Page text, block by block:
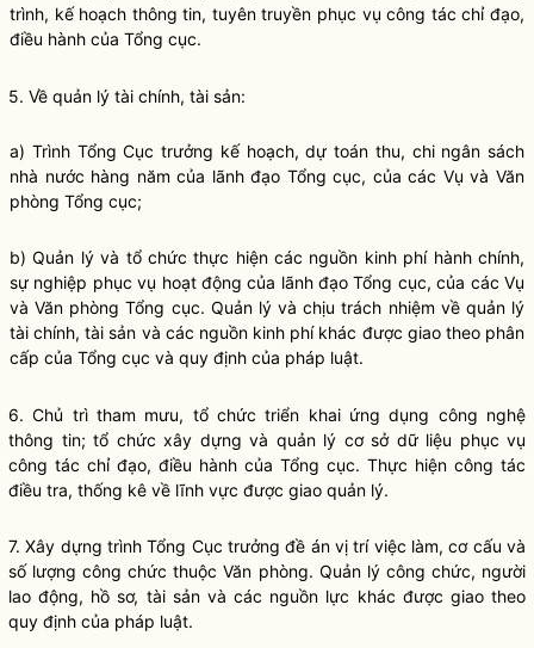
trình, kế hoạch thông tin, tuyên truyền phục vụcông tác chỉ đạo,
điều hành của Tổng cục.
5. Về quản lý tài chính, tài sản:
a) Trình Tổng Cục trưởng kế hoạch, dự toán thu, chi ngân sách
nhà nước hàng năm của lãnh đạo Tổng cục, của các Vụ và Văn
phòng Tổng cục;
b) Quản lý và tổ chức thực hiện các nguồn kinh phí hành chính,
sự nghiệp phục vụ hoạt động của lãnh đạo Tổng cục, của các Vụ
và Văn phòng Tổng cục. Quản lý và chịu trách nhiệm về quản lý
tài chính, tài sản và các nguồn kinh phí khác được giao theo phân
cấp của Tổng cục và quy định của pháp luật.
6. Chủ trì tham mưu, tổ chức triển khai ứng dụng công nghệ
thông tin; tổ chức xây dựng và quản lý cơ sở dữ liệu phục vụ
công tác chỉ đạo, điều hành của Tổng cục. Thực hiện công tác
điều tra, thống kê về lĩnh vực được giao quản lý.
7. Xây dựng trình Tổng Cục trưởng đề án vị trí việc làm, cơ cấu và
số lượng công chức thuộc Văn phòng. Quản lý công chức, người
lao động, hồ sơ, tài sản và các nguồn lực khác được giao theo
quy định của pháp luật.